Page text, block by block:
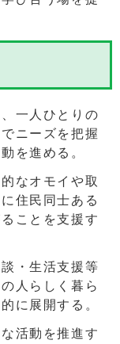
一人ひとりの
ニーズを把握
を進める。
なオモイや取
住民同士ある
ことを支援す
・生活支援等
人らしく暮ら
に展開する。
活動を推進す